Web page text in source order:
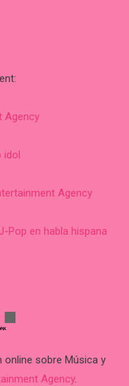
Agency
idol
Agency
Pop en habla hispana
online sobre Música y
Agency.